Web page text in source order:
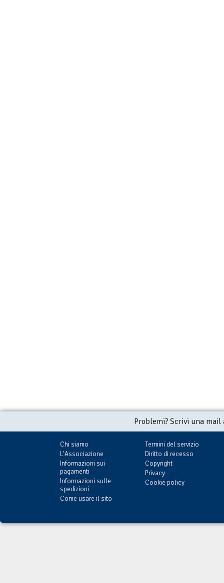
Problemi? Scrivi una
Chi siamo
L'Associazione
Informazioni sui
pagamenti
Informazioni sulle
spedizioni
Come usare il sito
Termini del servizio
Diritto di recesso
Copyright
Privacy
Cookie policy